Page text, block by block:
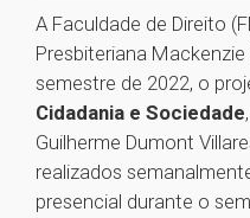
A Faculdade de Direito
Presbiteriana
semestre de 2022, o
Cidadania e Sociedade
Guilherme Dumont
realizados
presencial durante o